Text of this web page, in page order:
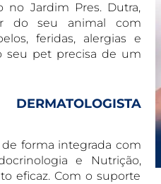
Jardim Pres. Dutra,
do seu animal com
feridas, alergias e
seu pet precisa de um
de forma integrada com
e Nutrição,
eficaz. Com o suporte